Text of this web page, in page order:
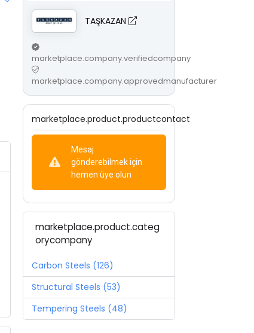
TAŞKAZAN
marketplace.company.verifiedcompany
marketplace.company.approvedmanufacturer
marketplace.product.productcontact
Mesaj
gönderebilmek için
hemen üye olun
marketplace.product.categ
orycompany
Carbon Steels (126)
Structural Steels (53)
Tempering Steels (48)